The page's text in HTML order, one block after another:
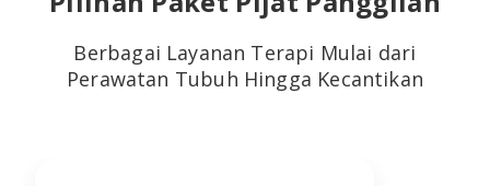
Berbagai Layanan Terapi Mulai dari
Perawatan Tubuh Hingga Kecantikan